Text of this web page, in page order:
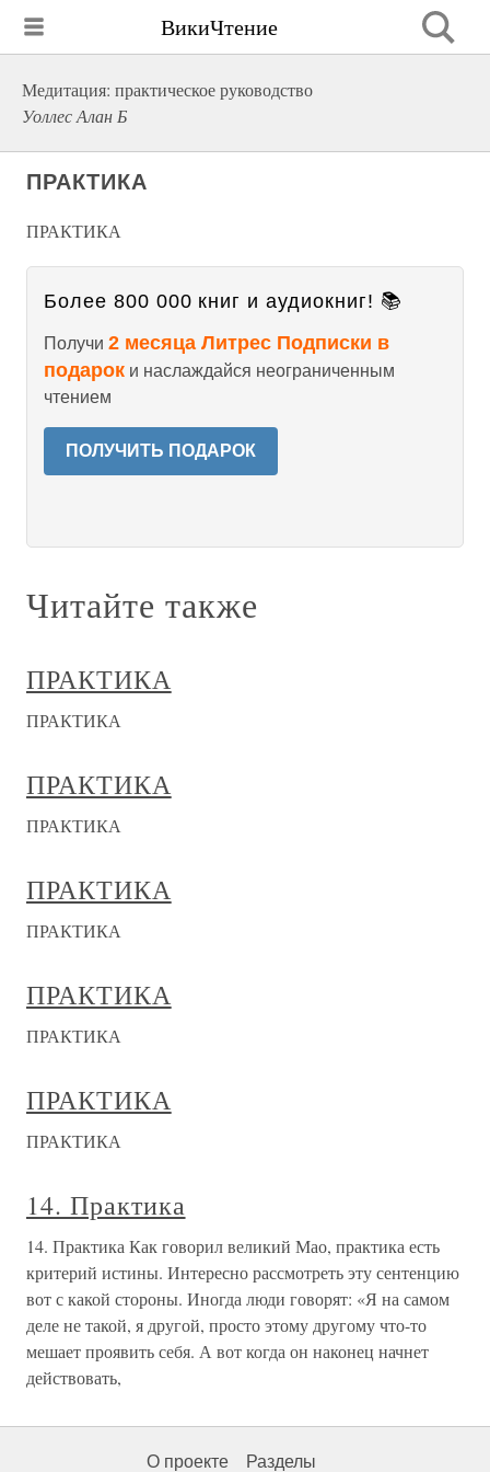
ВикиЧтение
Медитация: практическое руководство
Уоллес Алан Б
ПРАКТИКА
ПРАКТИКА
Более 800 000 книг и аудиокниг! 📚
Получи 2 месяца Литрес Подписки в
подарок и наслаждайся неограниченным
чтением
ПОЛУЧИТЬ ПОДАРОК
Читайте также
ПРАКТИКА
ПРАКТИКА
ПРАКТИКА
ПРАКТИКА
ПРАКТИКА
ПРАКТИКА
ПРАКТИКА
ПРАКТИКА
ПРАКТИКА
ПРАКТИКА
14. Практика
14. Практика Как говорил великий Мао, практика есть
критерий истины. Интересно рассмотреть эту сентенцию
вот с какой стороны. Иногда люди говорят: «Я на самом
деле не такой, я другой, просто этому другому что-то
мешает проявить себя. А вот когда он наконец начнет
действовать,
О проекте Разделы